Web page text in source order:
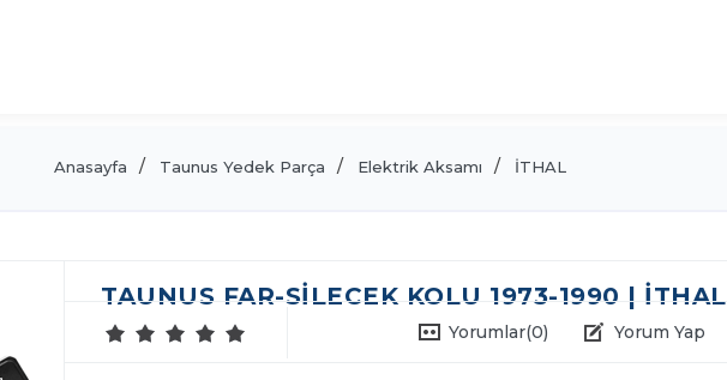
Anasayfa Taunus Yedek Parça Elektrik Aksamı İTHAL
TAUNUS FAR-SILECEK KOLU 1973-1990 | İTHAL
Yorumlar(0) Yorum Yap